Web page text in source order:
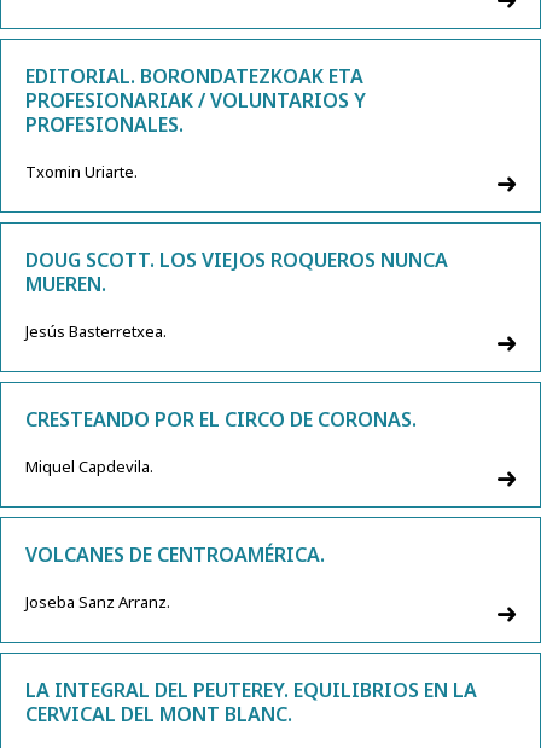
EDITORIAL. BORONDATEZKOAK ETA
PROFESIONARIAK / VOLUNTARIOS Y
PROFESIONALES.
Txomin Uriarte.
DOUG SCOTT. LOS VIEJOS ROQUEROS NUNCA
MUEREN.
Jesús Basterretxea.
CRESTEANDO POR EL CIRCO DE CORONAS.
Miquel Capdevila.
VOLCANES DE CENTROAMÉRICA.
Joseba Sanz Arranz.
LA INTEGRAL DEL PEUTEREY. EQUILIBRIOS EN LA
CERVICAL DEL MONT BLANC.